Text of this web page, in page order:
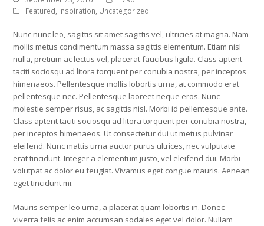
Featured, Inspiration, Uncategorized
Nunc nunc leo, sagittis sit amet sagittis vel, ultricies at magna. Nam
mollis metus condimentum massa sagittis elementum. Etiam nisl
nulla, pretium ac lectus vel, placerat faucibus ligula. Class aptent
taciti sociosqu ad litora torquent per conubia nostra, per inceptos
himenaeos. Pellentesque mollis lobortis urna, at commodo erat
pellentesque nec. Pellentesque laoreet neque eros. Nunc
molestie semper risus, ac sagittis nisl. Morbi id pellentesque ante.
Class aptent taciti sociosqu ad litora torquent per conubia nostra,
per inceptos himenaeos. Ut consectetur dui ut metus pulvinar
eleifend. Nunc mattis urna auctor purus ultrices, nec vulputate
erat tincidunt. Integer a elementum justo, vel eleifend dui. Morbi
volutpat ac dolor eu feugiat. Vivamus eget congue mauris. Aenean
eget tincidunt mi.
Mauris semper leo urna, a placerat quam lobortis in. Donec
viverra felis ac enim accumsan sodales eget vel dolor. Nullam